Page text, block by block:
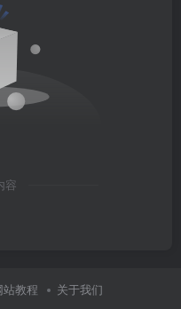
容
站教程 关于我们